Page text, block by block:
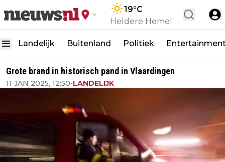
19°C
Heldere Hemel
Landelijk Buitenland Politiek
Grote brand in historisch pand in Vlaardingen
11 JAN 2025, 12:50•LANDELIJK